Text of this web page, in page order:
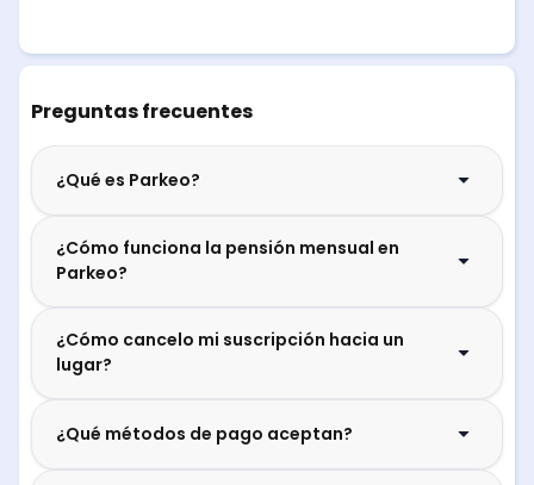
Preguntas frecuentes
¿Qué es Parkeo?
¿Cómo funciona la pensión mensual en
Parkeo?
¿Cómo cancelo mi suscripción hacia un
lugar?
¿Qué métodos de pago aceptan?